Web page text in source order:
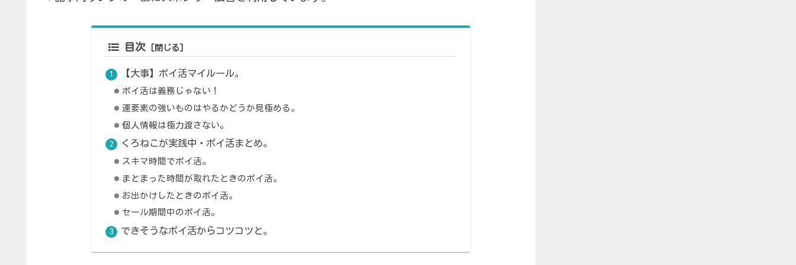
目次
【大事】ポイ活マイルール。
ポイ活は義務じゃない！
運要素の強いものはやるかどうか見極める。
個人情報は極力渡さない。
くろねこが実践中・ポイ活まとめ。
スキマ時間でポイ活。
まとまった時間が取れたときのポイ活。
お出かけしたときのポイ活。
セール期間中のポイ活。
できそうなポイ活からコツコツと。